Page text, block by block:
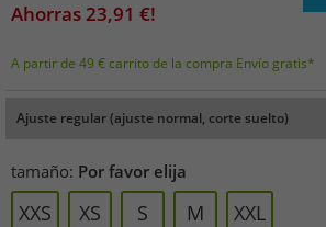
Ahorras23,91 €!
A partir de 49 € carrito de la compra Envío gratis*
Ajuste regular (ajuste normal, corte suelto)
tamaño: Por favor elija
XXS XS S M XXL